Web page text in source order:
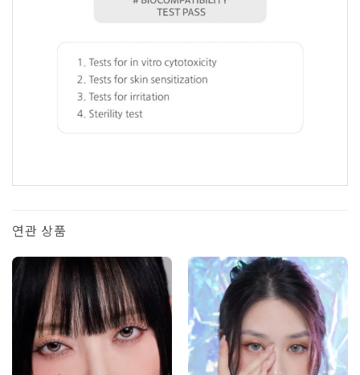
객 평가를
기준으로 5
점 만점에
점으로 평
가됨
연관 상품